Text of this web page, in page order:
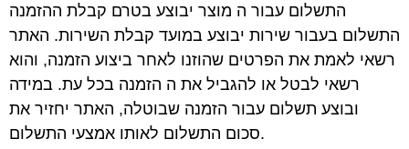
התשלום עבור ה מוצר יבוצע בטרם קבלת ההזמנה
התשלום בעבור שירות יבוצע במועד קבלת השירות. האתר
רשאי לאמת את הפרטים שהוזנו לאחר ביצוע הזמנה, והוא
רשאי לבטל או להגביל את ה הזמנה בכל עת. במידה
ובוצע תשלום עבור הזמנה שבוטלה, האתר יחזיר את
סכוםהתשלום לאותו אמצעי התשלום.